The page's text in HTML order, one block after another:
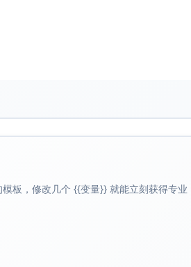
用户
馈”
锁定
库存变化较快。午休提醒：先加购物车锁
用户
套装”
在近24小时出现明显销量增长或库存下
板，修改几个 {{变量}} 就能立刻获得专业